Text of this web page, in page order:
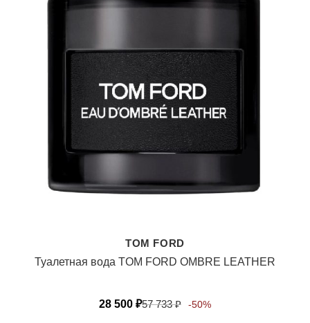
TOM FORD
Туалетная вода TOM FORD OMBRE LEATHER
28 500 ₽57 733₽ -50%